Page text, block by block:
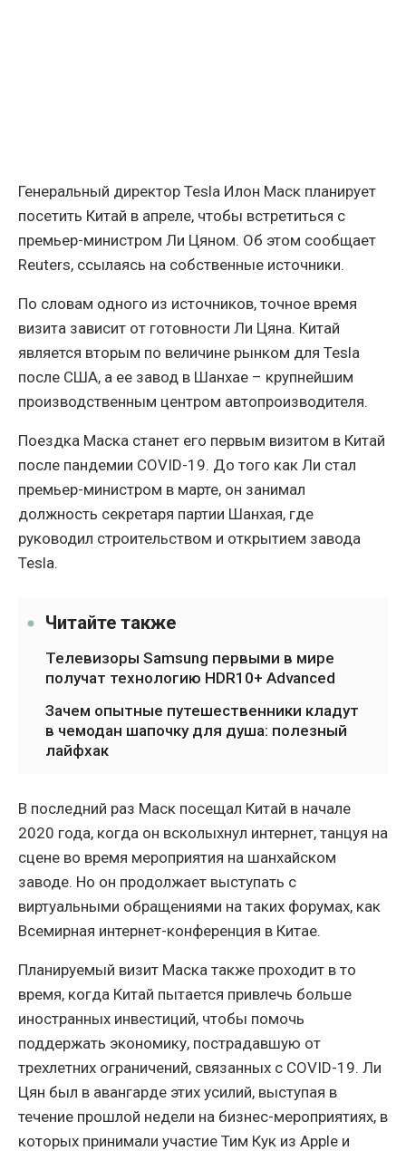
Генеральный директор Tesla Илон Маск планирует
посетить Китай в апреле, чтобы встретиться с
премьер-министром Ли Цяном. Об этом сообщает
Reuters, ссылаясь на собственные источники.
По словам одного из источников, точное время
визита зависит от готовности Ли Цяна. Китай
является вторым по величине рынком для Tesla
после США, а ее завод в Шанхае – крупнейшим
производственным центром автопроизводителя.
Поездка Маска станет его первым визитом в Китай
после пандемии COVID-19. До того как Ли стал
премьер-министром в марте, он занимал
должность секретаря партии Шанхая, где
руководил строительством и открытием завода
Tesla.
Читайте также
Телевизоры Samsung первыми в мире
получат технологию HDR10+ Advanced
Зачем опытные путешественники кладут
в чемодан шапочку для душа: полезный
лайфхак
В последний раз Маск посещал Китай в начале
2020 года, когда он всколыхнул интернет, танцуя на
сцене во время мероприятия на шанхайском
заводе. Но он продолжает выступать с
виртуальными обращениями на таких форумах, как
Всемирная интернет-конференция в Китае.
Планируемый визит Маска также проходит в то
время, когда Китай пытается привлечь больше
иностранных инвестиций, чтобы помочь
поддержать экономику, пострадавшую от
трехлетних ограничений, связанных с COVID-19. Ли
Цян был в авангарде этих усилий, выступая в
течение прошлой недели на бизнес-мероприятиях, в
которых принимали участие Тим Кук из Apple и